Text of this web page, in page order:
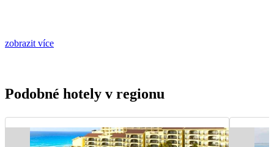
zobrazit více
Podobné hotely v regionu